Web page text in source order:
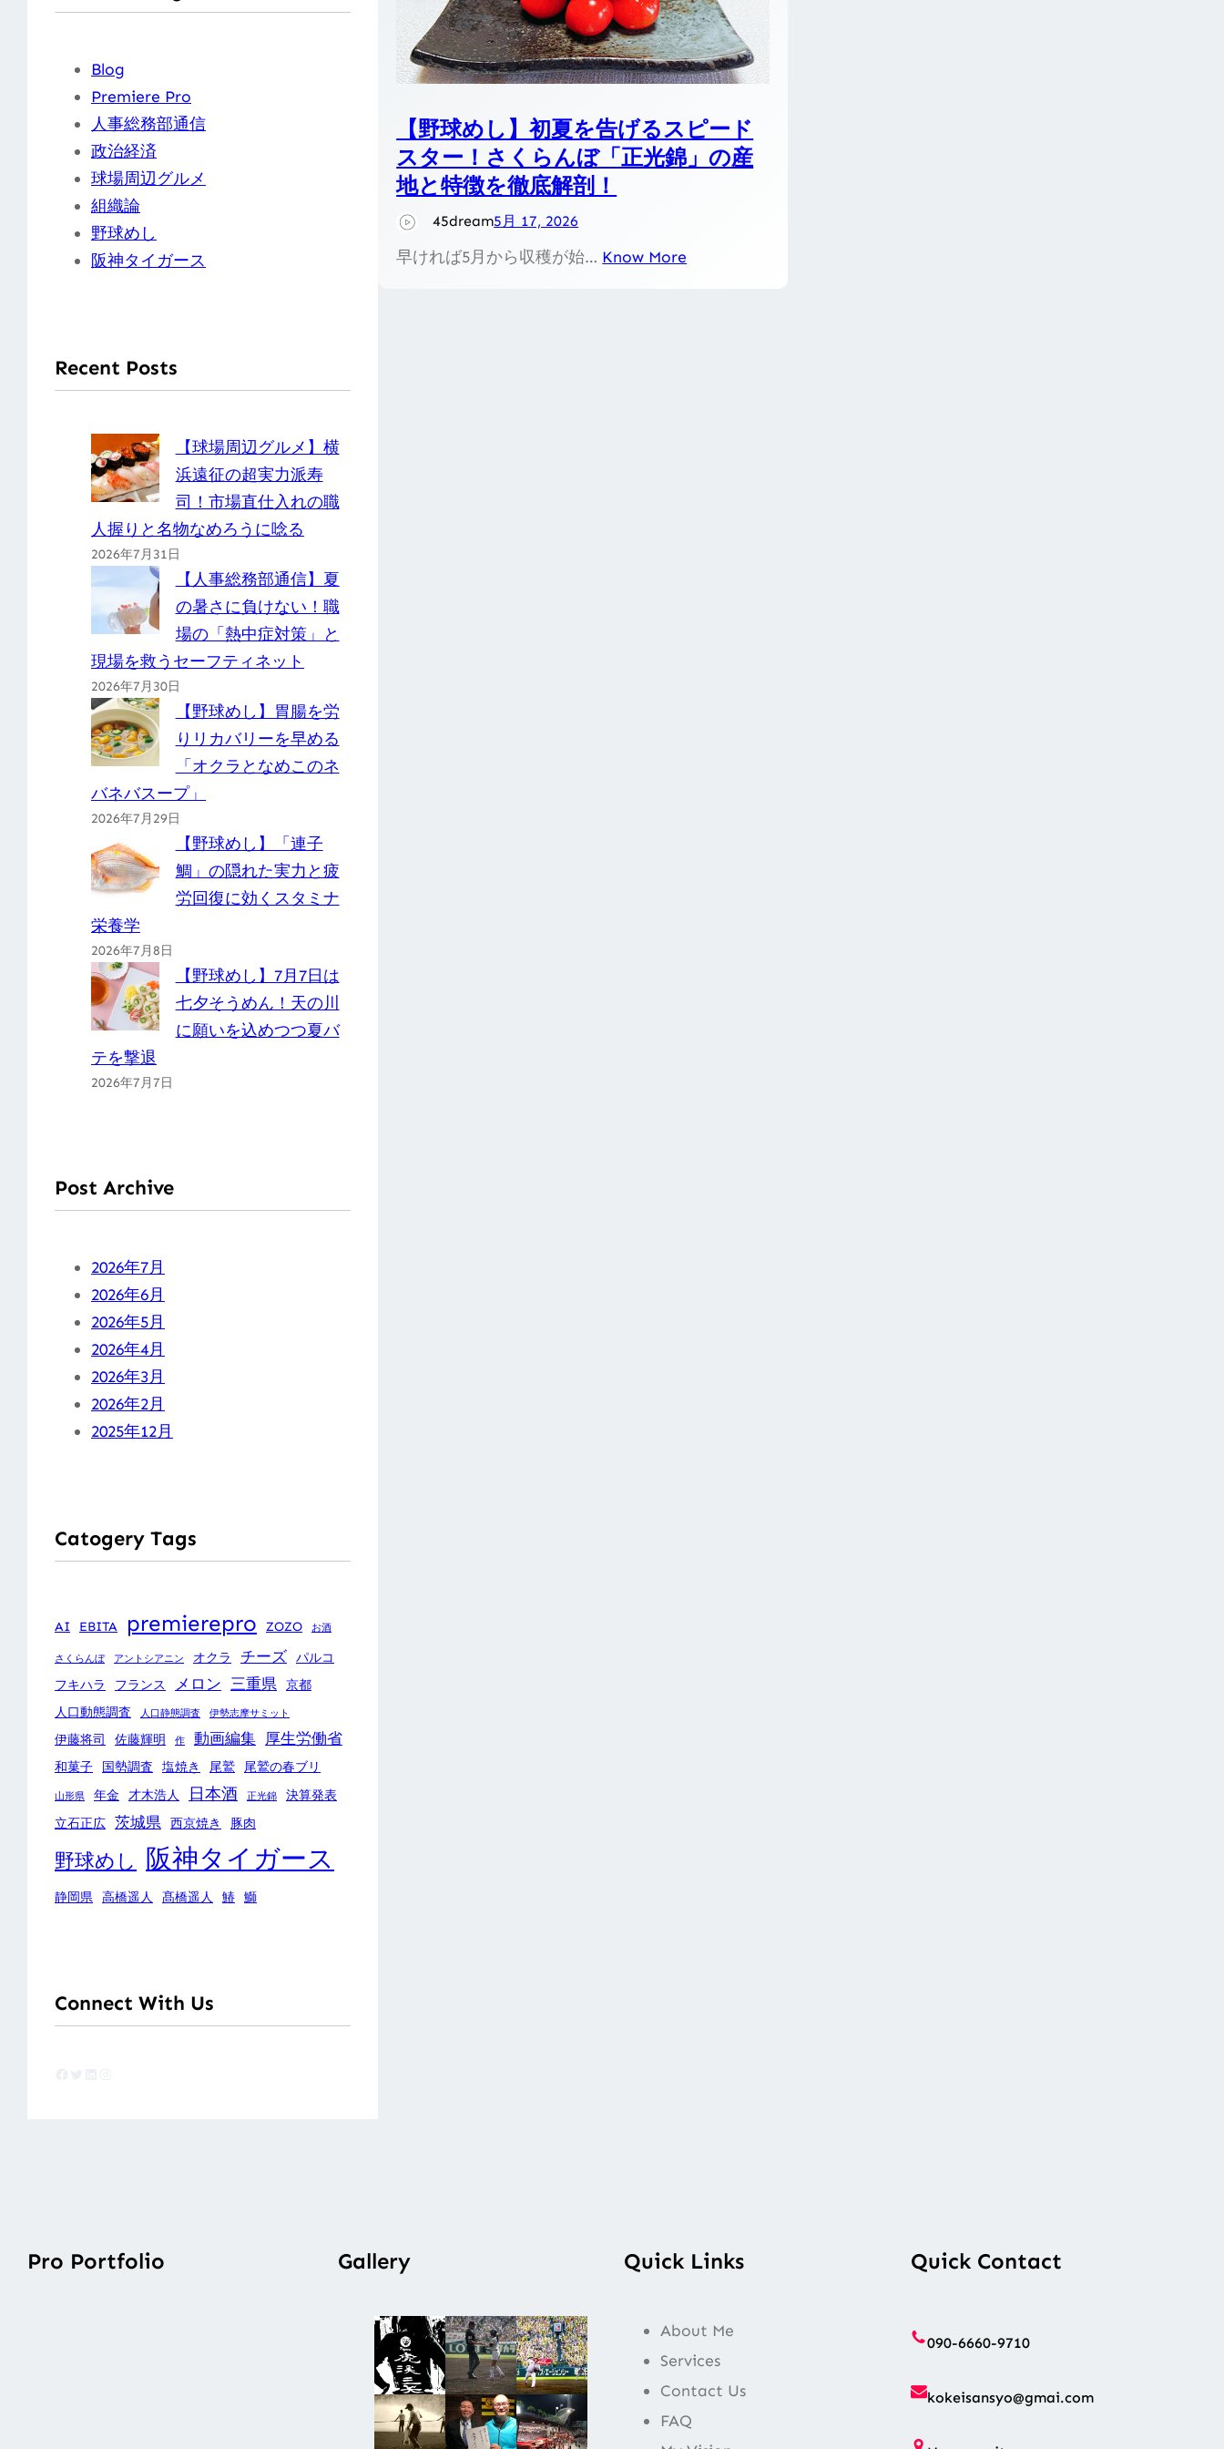
Blog
Premiere Pro
人事総務部通信
政治経済
球場周辺グルメ
組織論
野球めし
阪神タイガース
Recent Posts
【球場周辺グルメ】横
浜遠征の超実力派寿
司！市場直仕入れの職
人握りと名物なめろうに唸る
2026年7月31日
【人事総務部通信】夏
の暑さに負けない！職
場の「熱中症対策」と
現場を救うセーフティネット
2026年7月30日
【野球めし】胃腸を労
りリカバリーを早める
「オクラとなめこのネ
バネバスープ」
2026年7月29日
【野球めし】「連子
鯛」の隠れた実力と疲
労回復に効くスタミナ
栄養学
2026年7月8日
【野球めし】7月7日は
七夕そうめん！天の川
に願いを込めつつ夏バ
テを撃退
2026年7月7日
Post Archive
2026年7月
2026年6月
2026年5月
2026年4月
2026年3月
2026年2月
2025年12月
Catogery Tags
AI EBITA premierepro ZOZO お酒
さくらんぼ アントシアニン オクラ チーズ パルコ
フキハラ
フランス メロン 三重県
京都
人口動態調査
人口静態調査 伊勢志摩サミット
伊藤将司 佐藤輝明 作 動画編集 厚生労働省
和菓子 国勢調査 塩焼き 尾鷲 尾鷲の春ブリ
山形県 年金 才木浩人 日本酒 正光錦
決算発表
立石正広 茨城県 西京焼き 豚肉
野球めし 阪神タイガース
静岡県 高橋遥人 髙橋遥人 鰆 鰤
Connect With Us
【野球めし】初夏を告げるスピード
スター！さくらんぼ「正光錦」の産
地と特徴を徹底解剖！
45dream5月 17, 2026
早ければ5月から収穫が始… Know More
Pro Portfolio Gallery Quick Links
About Me
Services
Contact Us
FAQ
Quick Contact
090-6660-9710
kokeisansyo@gmai.com